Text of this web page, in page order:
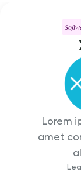
Lorem
amet